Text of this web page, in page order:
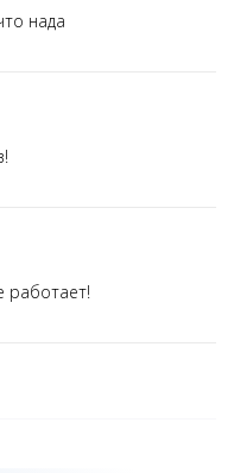
нада
работает!